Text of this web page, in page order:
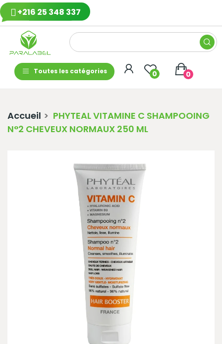
+216 25 348 337
Toutes les catégories 0 0
Accueil
PHYTEAL VITAMINE C SHAMPOOING
N°2 CHEVEUX NORMAUX 250 ML